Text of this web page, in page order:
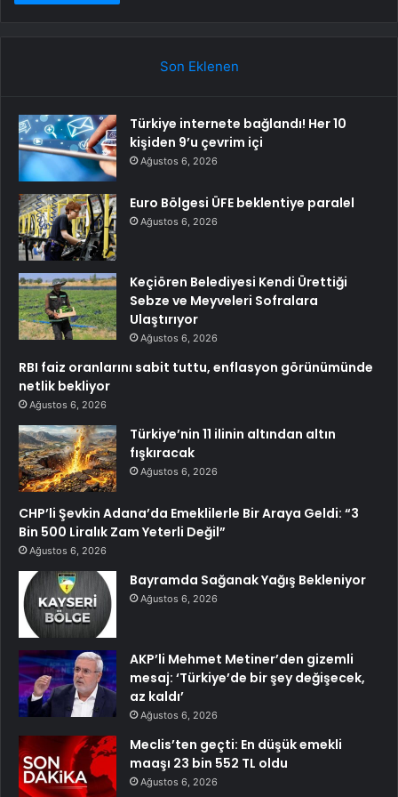
Son Eklenen
Türkiye internete bağlandı! Her 10
kişiden 9’u çevrim içi
Ağustos 6, 2026
Euro Bölgesi ÜFE beklentiye paralel
Ağustos 6, 2026
Keçiören Belediyesi Kendi Ürettiği
Sebze ve Meyveleri Sofralara
Ulaştırıyor
Ağustos 6, 2026
RBI faiz oranlarını sabit tuttu, enflasyon görünümünde
netlik bekliyor
Ağustos 6, 2026
Türkiye’nin 11 ilinin altından altın
fışkıracak
Ağustos 6, 2026
CHP’li Şevkin Adana’da Emeklilerle Bir Araya Geldi: “3
Bin 500 Liralık Zam Yeterli Değil”
Ağustos 6, 2026
Bayramda Sağanak Yağış Bekleniyor
Ağustos 6, 2026
AKP’li Mehmet Metiner’den gizemli
mesaj: ‘Türkiye’de bir şey değişecek,
az kaldı’
Ağustos 6, 2026
Meclis’ten geçti: En düşük emekli
maaşı 23 bin 552 TL oldu
Ağustos 6, 2026